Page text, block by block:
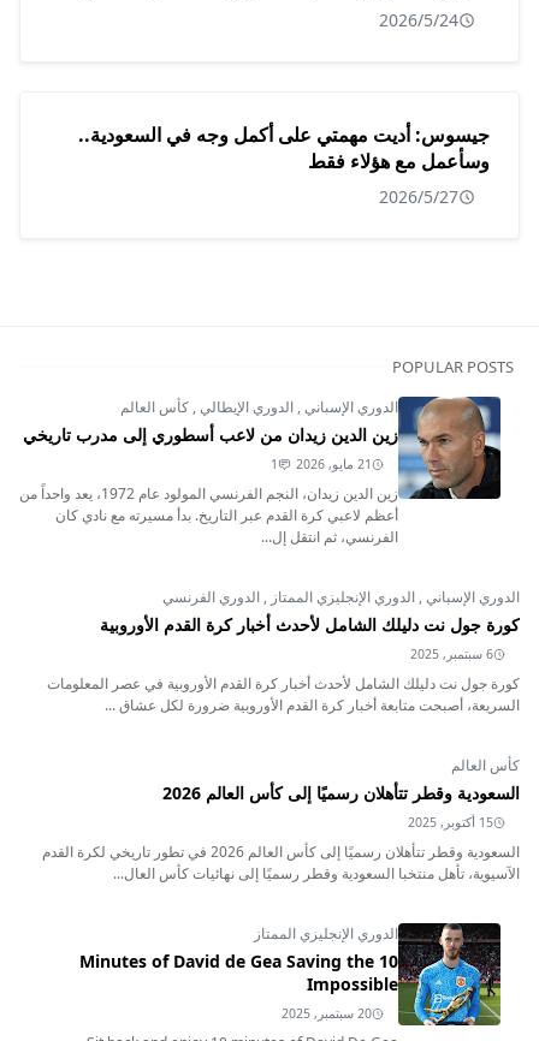
2026/5/24
جيسوس: أديت مهمتي على أكمل وجه في السعودية..
وسأعمل مع هؤلاء فقط
2026/5/27
POPULAR POSTS
الدوري الإسباني, الدوري الإيطالي, كأس العالم
زين الدين زيدان من لاعب أسطوري إلى مدرب تاريخي
21 مايو, 2026 1
زين الدين زيدان، النجم الفرنسي المولود عام 1972، يعد واحداً من
أعظم لاعبي كرة القدم عبر التاريخ. بدأ مسيرته مع نادي كان
الفرنسي، ثم انتقل إل...
الدوري الإسباني, الدوري الإنجليزي الممتاز , الدوري الفرنسي
كورة جول نت دليلك الشامل لأحدث أخبار كرة القدم الأوروبية
6 سبتمبر, 2025
كورة جول نت دليلك الشامل لأحدث أخبار كرة القدم الأوروبية في عصر المعلومات
السريعة، أصبحت متابعة أخبار كرة القدم الأوروبية ضرورة لكل عشاق ...
كأس العالم
السعودية وقطر تتأهلان رسميًا إلى كأس العالم 2026
15 أكتوبر, 2025
السعودية وقطر تتأهلان رسميًا إلى كأس العالم 2026 في تطور تاريخي لكرة القدم
الآسيوية، تأهل منتخبا السعودية وقطر رسميًا إلى نهائيات كأس العال...
الدوري الإنجليزي الممتاز
10 Minutes of David de Gea Saving the
Impossible
20 سبتمبر, 2025